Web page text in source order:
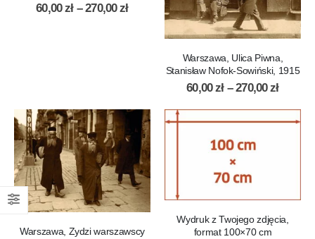
60,00zł – 270,00zł
Warszawa, Ulica Piwna,
Stanisław Nofok­‍‑Sowiński, 1915
60,00zł – 270,00zł
Warszawa, Zydzi warszawscy
Wydruk z Twojego zdjęcia,
format 100×70 cm